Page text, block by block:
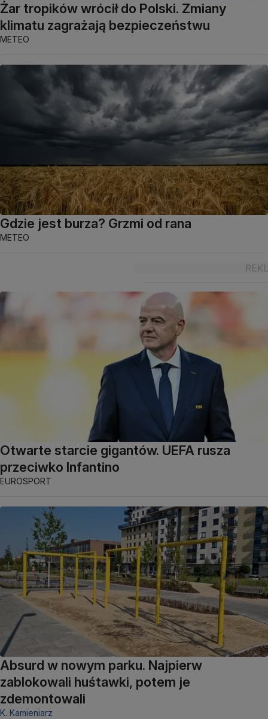
Żar tropików wrócił do Polski. Zmiany
klimatu zagrażają bezpieczeństwu
METEO
Gdzie jest burza? Grzmi od rana
METEO
Otwarte starcie gigantów. UEFA rusza
przeciwko Infantino
EUROSPORT
Absurd w nowym parku. Najpierw
zablokowali huśtawki, potem je
zdemontowali
K. Kamieniarz